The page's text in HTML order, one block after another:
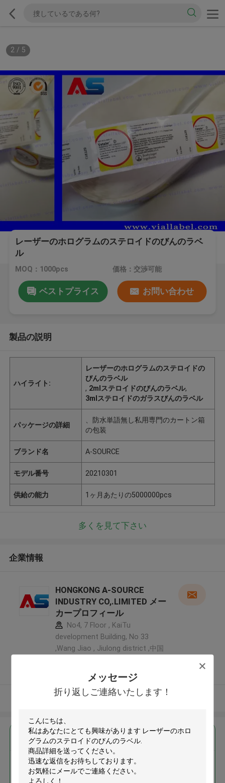
メッセージ
折り返しご連絡いたします！
2/ 5
レーザーのホログラムのステロイドのびんのラベ
ル
MOQ：1000pcs 価格：交渉可能
ベストプライス お問い合わせ
製品の説明
ハイライト:
レーザーのホログラムのステロイドの
びんのラベル
, 2mlステロイドのびんのラベル,
3mlステロイドのガラスびんのラベル
パッケージの詳細
、防水単語無し私用専門のカートン箱
の包装
ブランド名 A-SOURCE
モデル番号 20210301
供給の能力 1ヶ月あたりの5000000pcs
多くを見て下さい
企業情報
HONGKONG A-SOURCE
INDUSTRY CO,.LIMITED メー
カープロフィール
No4, 7 Floor , KaiTu
development Building, No 33
,Wang Jiao , Jiulong district ,中国
確認された製造者
多くを見て下さい
最高の価格で
レーザーのホログラムのステロ
イドのびんのラベル